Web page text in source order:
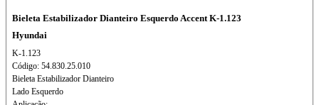
Bieleta Estabilizador Dianteiro Esquerdo Accent K-1.123
Hyundai
K-1.123
Código: 54.830.25.010
Bieleta Estabilizador Dianteiro
Lado Esquerdo